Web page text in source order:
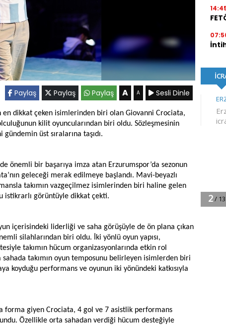
Paylaş Paylaş Paylaş A A Sesli Dinle
en dikkat çeken isimlerinden biri olan Giovanni Crociata,
kilit oyuncularından biri oldu. Sözleşmesinin
üst sıralarına taşıdı.
önemli bir başarıya imza atan Erzurumspor’da sezonun
geleceği merak edilmeye başlandı. Mavi-beyazlı
takımın vazgeçilmez isimlerinden biri haline gelen
istikrarlı görüntüyle dikkat çekti.
içerisindeki liderliği ve saha görüşüyle de ön plana çıkan
silahlarından biri oldu. İki yönlü oyun yapısı,
takımın hücum organizasyonlarında etkin rol
takımın oyun temposunu belirleyen isimlerden biri
koyduğu performans ve oyunun iki yönündeki katkısıyla
forma giyen Crociata, 4 gol ve 7 asistlik performans
Özellikle orta sahadan verdiği hücum desteğiyle